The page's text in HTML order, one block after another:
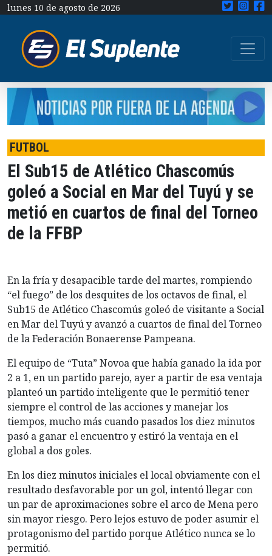
lunes 10 de agosto de 2026
FUTBOL
El Sub15 de Atlético Chascomús
goleó a Social en Mar del Tuyú y se
metió en cuartos de final del Torneo
de la FFBP
En la fría y desapacible tarde del martes, rompiendo
“el fuego” de los desquites de los octavos de final, el
Sub15 de Atlético Chascomús goleó de visitante a Social
en Mar del Tuyú y avanzó a cuartos de final del Torneo
de la Federación Bonaerense Pampeana.
El equipo de “Tuta” Novoa que había ganado la ida por
2 a 1, en un partido parejo, ayer a partir de esa ventaja
planteó un partido inteligente que le permitió tener
siempre el control de las acciones y manejar los
tiempos, mucho más cuando pasados los diez minutos
pasó a ganar el encuentro y estiró la ventaja en el
global a dos goles.
En los diez minutos iniciales el local obviamente con el
resultado desfavorable por un gol, intentó llegar con
un par de aproximaciones sobre el arco de Mena pero
sin mayor riesgo. Pero lejos estuvo de poder asumir el
protagonismo del partido porque Atlético nunca se lo
permitió.